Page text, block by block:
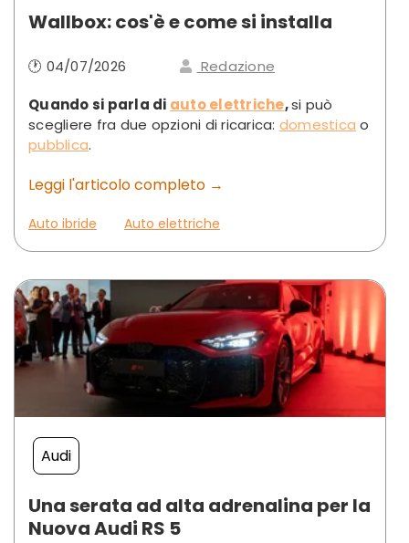
Wallbox: cos'è e come si installa
🕐 04/07/2026
Redazione
Quando si parla di auto elettriche,si può
scegliere fra due opzioni di ricarica: domestica o
pubblica.
Leggi l'articolo completo →
Auto ibride Auto elettriche
Audi
Una serata ad alta adrenalina per la
Nuova Audi RS 5